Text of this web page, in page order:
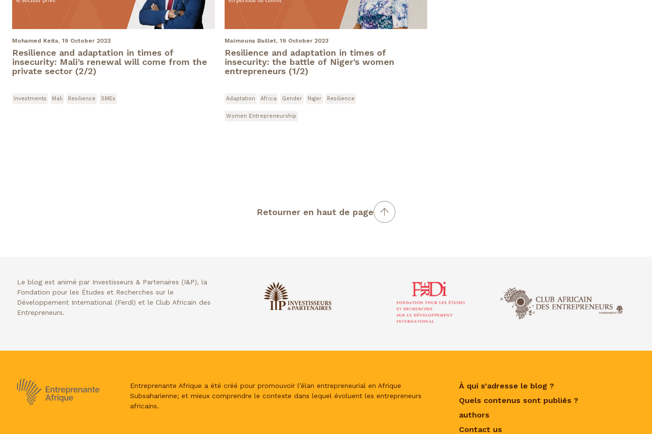
Mohamed Keita, 19 October 2023
Resilience and adaptation in times of
insecurity: Mali’s renewal will come from the
private sector (2/2)
Investments Mali Resilience SMEs
Maïmouna Baillet, 19 October 2023
Resilience and adaptation in times of
insecurity: the battle of Niger’s women
entrepreneurs (1/2)
Adaptation Africa Gender Niger Resilience
Women Entrepreneurship
Retourner en haut de page
Le blog est animé par Investisseurs & Partenaires (I&P), la
Fondation pour les Études et Recherches sur le
Développement International (Ferdi) et le Club Africain des
Entrepreneurs.
Entreprenante Afrique a été créé pour promouvoir l’élan entrepreneurial en Afrique
Subsaharienne; et mieux comprendre le contexte dans lequel évoluent les entrepreneurs
africains.
À qui s’adresse le blog ?
Quels contenus sont publiés ?
authors
Contact us